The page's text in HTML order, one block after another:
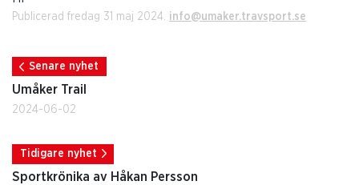
Publicerad fredag 31 maj 2024. info@umaker.travsport.se
Senare nyhet
Umåker Trail
2024-06-02
Tidigare nyhet
Sportkrönika av Håkan Persson